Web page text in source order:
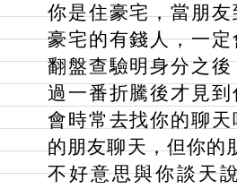
你是住豪宅，當朋
豪宅的有錢人，一
翻盤查驗明身分之
過一番折騰後才見
會時常去找你的聊
的朋友聊天，但你的
不好意思與你談天